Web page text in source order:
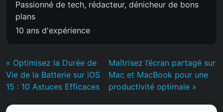
Passionné de tech, rédacteur, dénicheur de bons
plans
10 ans d'expérience
« Optimisez la Durée de
Vie de la Batterie sur iOS
15 : 10 Astuces Efficaces
Maîtrisez l’écran partagé sur
Mac et MacBook pour une
productivité optimale »